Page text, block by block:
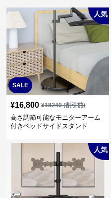
SALE
人気
¥16,800 ¥18240(割引前)
高さ調節可能なモニターアーム
付きベッドサイドスタンド
人気